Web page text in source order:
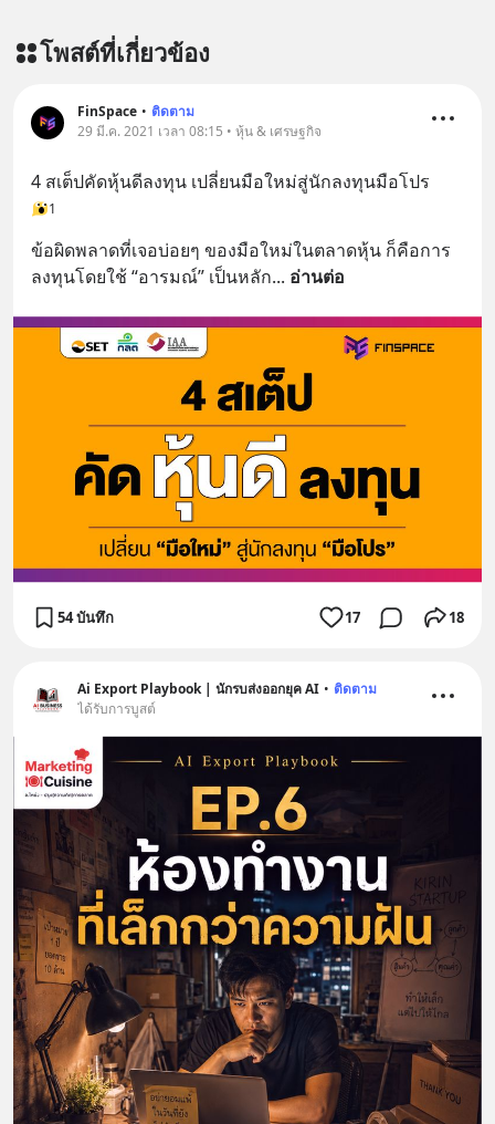
========================= 📣
=========================
เครียด หลับยาก ผมอยากแนะนำ
ผลิตภัณฑ์เสริมอาหาร Diip CBD ช่วย
บรรเทาความเครียด ลดความวิตกกังวล
หลับมีประสิทธิภาพมากยิ่งขึ้น 📍 สนใจ
สั่งซื้อสินค้า Diip CBD 💬 LINE :
https://lin.ee/U91Fzyz
โพสต์ที่เกี่ยวข้อง
FinSpace • ติดตาม
29 มี.ค. 2021 เวลา 08:15 • หุ้น & เศรษฐกิจ
4 สเต็ปคัดหุ้นดีลงทุน เปลี่ยนมือใหม่สู่นักลงทุนมือโปร
1
ข้อผิดพลาดที่เจอบ่อยๆ ของมือใหม่ในตลาดหุ้น ก็คือการ
ลงทุนโดยใช้ “อารมณ์” เป็นหลัก... อ่านต่อ
54 บันทึก 17 18
Ai Export Playbook | นักรบส่งออกยุค AI • ติดตาม
ได้รับการบูสต์